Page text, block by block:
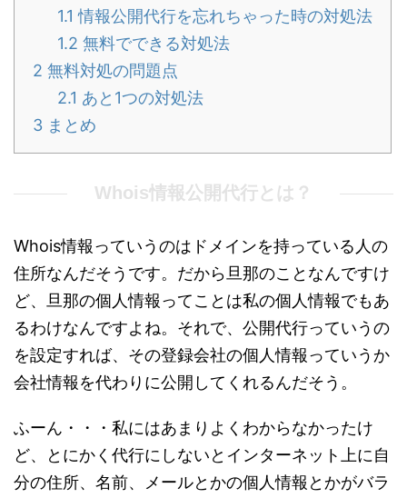
1.1 情報公開代行を忘れちゃった時の対処法
1.2 無料でできる対処法
2 無料対処の問題点
2.1 あと1つの対処法
3 まとめ
Whois情報公開代行とは？
Whois情報っていうのはドメインを持っている人の
住所なんだそうです。だから旦那のことなんですけ
ど、旦那の個人情報ってことは私の個人情報でもあ
るわけなんですよね。それで、公開代行っていうの
を設定すれば、その登録会社の個人情報っていうか
会社情報を代わりに公開してくれるんだそう。
ふーん・・・私にはあまりよくわからなかったけ
ど、とにかく代行にしないとインターネット上に自
分の住所、名前、メールとかの個人情報とかがバラ